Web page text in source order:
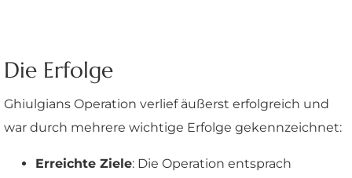
Die Erfolge
Ghiulgians Operation verlief äußerst erfolgreich und
war durch mehrere wichtige Erfolge gekennzeichnet:
Erreichte Ziele: Die Operation entsprach